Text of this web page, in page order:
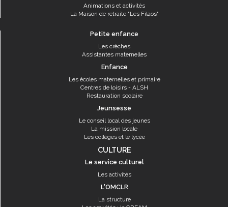
Animations et activités
La Maison de retraite "Les Filaos"
Petite enfance
Les crèches
Assistantes maternelles
Enfance
Les écoles maternelles et primaire
Centres de loisirs - ALSH
Restauration scolaire
Jeunsesse
Le conseil local des jeunes
La mission locale
Les collèges et le lycée
CULTURE
Le service culturel
Les activités
L'OMCLR
La structure